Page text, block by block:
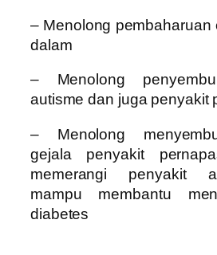
– Menolong pembaharuan
dalam
– Menolong
autisme dan juga penyakit
– Menolong
gejala penyakit
memerangi penyakit
mampu membantu
diabetes